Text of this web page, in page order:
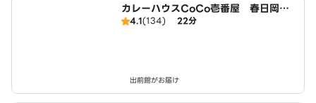
カレーハウスCoCo壱番屋 春日岡本
店（SD）
4.1(134) 22分
出前館がお届け